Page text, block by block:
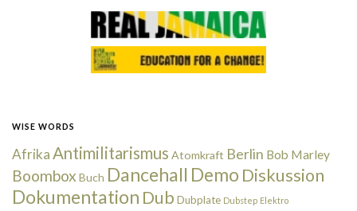
WISE WORDS
Afrika Antimilitarismus Atomkraft Berlin Bob Marley
Boombox Buch Dancehall Demo Diskussion
Dokumentation Dub Dubplate Dubstep Elektro